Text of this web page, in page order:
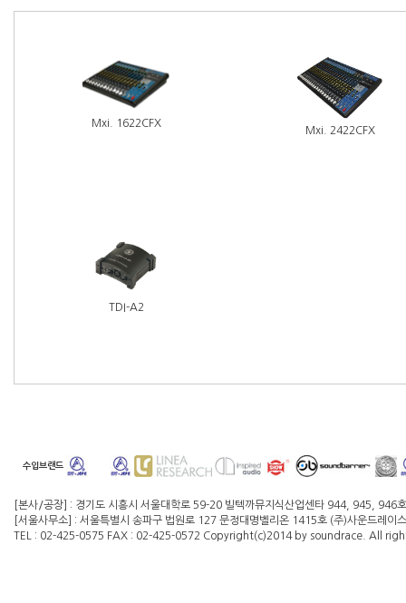
Mxi. 1622CFX
Mxi. 2422CFX
TDI-A2
수입브랜드
[본사/공장] : 경기도 시흥시 서울대학로 59-20 빌텍까뮤지식산업센타 944, 945, 946호
[서울사무소] : 서울특별시 송파구 법원로 127 문정대명벨리온 1415호 (주)사운드레
TEL : 02-425-0575 FAX : 02-425-0572 Copyright(c)2014 by soundrace. All